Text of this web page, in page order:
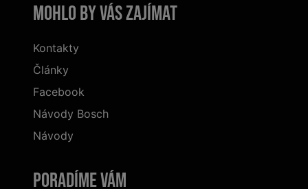
Mohlo by vás zajímat
Kontakty
Články
Facebook
Návody Bosch
Návody
Poradíme Vám